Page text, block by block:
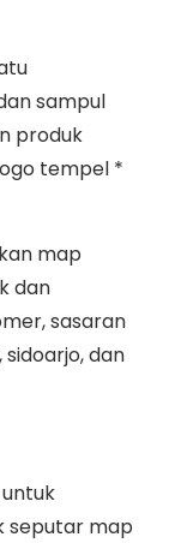
sampul
produk
tempel *
map
dan
sasaran
dan
seputar map